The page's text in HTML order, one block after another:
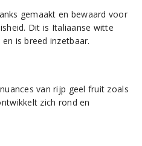
gemaakt en bewaard voor
Dit is Italiaanse witte
is breed inzetbaar.
van rijp geel fruit zoals
zich rond en